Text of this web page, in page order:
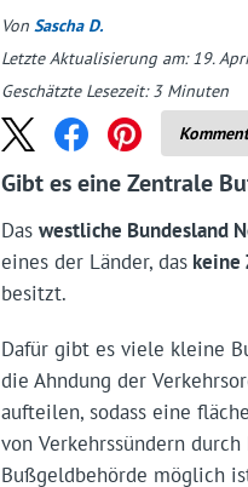
Von Sascha D.
Letzte Aktualisierung am: 19.
Geschätzte Lesezeit:3 Minuten
Gibt es eine Zentrale
Das westliche Bundesland
eines der Länder, daskeine
besitzt.
Dafür gibt es viele kleine
die Ahndung der
aufteilen, sodass eine
von Verkehrssündern
Bußgeldbehörde möglich